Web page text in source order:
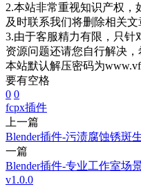
2.本站非常重视知识产权
及时联系我们将删除相关文
3.由于客服精力有限，只针
资源问题还请您自行解决，
本站默认解压密码为
要有空格
0 0
fcpx插件
上一篇
Blender插件-污渍腐蚀锈斑
一篇
Blender插件-专业工作室场
v1.0.0